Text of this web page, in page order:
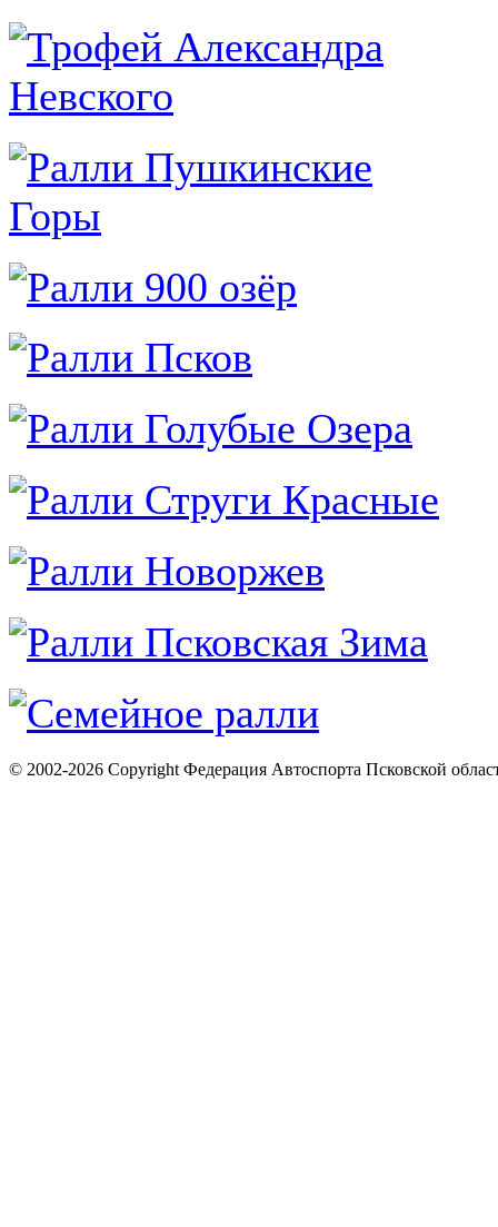
© 2002-2026 Copyright Федерация Автоспорта Псковской